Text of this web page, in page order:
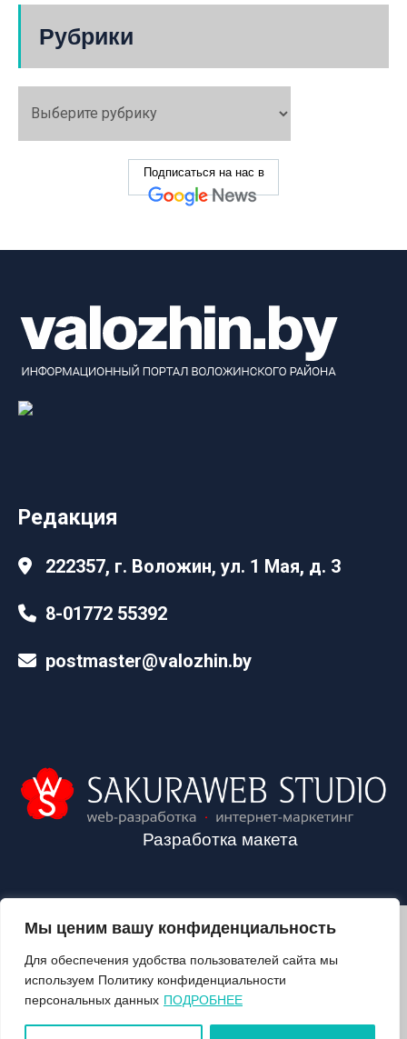
Мы ценим вашу конфиденциальность
Для обеспечения удобства пользователей сайта мы
используем Политику конфиденциальности
персональных данных ПОДРОБНЕЕ
Рубрики
Подписаться на нас в
Редакция
222357, г. Воложин, ул. 1 Мая, д. 3
8-01772 55392
postmaster@valozhin.by
Разработка макета
2024©VALOZHIN.BY - НОВОСТИ ВОЛОЖИНСКОГО РАЙОНА
О ГАЗЕТЕ
ПОДПИСКА